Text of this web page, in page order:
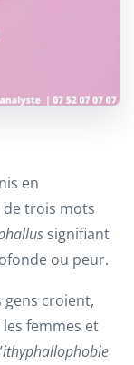
en
trois mots
signifiant
ou peur.
croient,
femmes et
ithyphallophobie